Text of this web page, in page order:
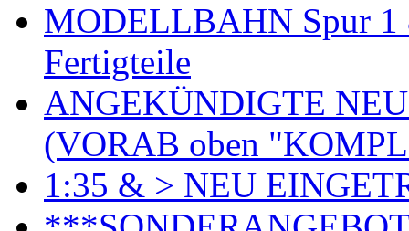
MODELLBAHN Spur 1
Fertigteile
ANGEKÜNDIGTE
(VORAB oben
1:35 & > NEU